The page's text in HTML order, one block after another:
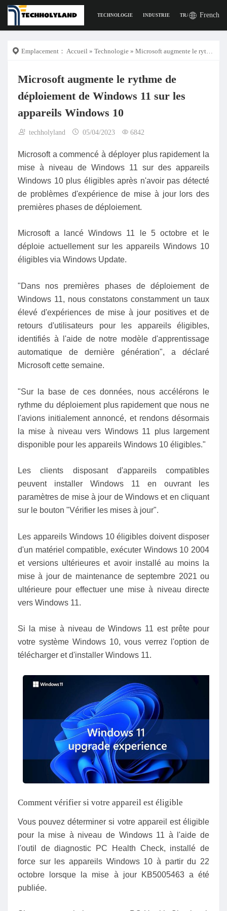
TECHNOLOGIE INDUSTRIE TRAVAIL LA
French
Emplacement： Accueil » Technologie » Microsoft augmente le rythme de déploiement de Windows 11 sur les appareils Windows 10
Microsoft augmente le rythme de
déploiement de Windows 11 sur les
appareils Windows 10
techholyland 05/04/2023 6842
Microsoft a commencé à déployer plus rapidement la
mise à niveau de Windows 11 sur des appareils
Windows 10 plus éligibles après n'avoir pas détecté
de problèmes d'expérience de mise à jour lors des
premières phases de déploiement.
Microsoft a lancé Windows 11 le 5 octobre et le
déploie actuellement sur les appareils Windows 10
éligibles via Windows Update.
"Dans nos premières phases de déploiement de
Windows 11, nous constatons constamment un taux
élevé d'expériences de mise à jour positives et de
retours d'utilisateurs pour les appareils éligibles,
identifiés à l'aide de notre modèle d'apprentissage
automatique de dernière génération", a déclaré
Microsoft cette semaine.
"Sur la base de ces données, nous accélérons le
rythme du déploiement plus rapidement que nous ne
l'avions initialement annoncé, et rendons désormais
la mise à niveau vers Windows 11 plus largement
disponible pour les appareils Windows 10 éligibles."
Les clients disposant d'appareils compatibles
peuvent installer Windows 11 en ouvrant les
paramètres de mise à jour de Windows et en cliquant
sur le bouton "Vérifier les mises à jour".
Les appareils Windows 10 éligibles doivent disposer
d'un matériel compatible, exécuter Windows 10 2004
et versions ultérieures et avoir installé au moins la
mise à jour de maintenance de septembre 2021 ou
ultérieure pour effectuer une mise à niveau directe
vers Windows 11.
Si la mise à niveau de Windows 11 est prête pour
votre système Windows 10, vous verrez l'option de
télécharger et d'installer Windows 11.
Comment vérifier si votre appareil est éligible
Vous pouvez déterminer si votre appareil est éligible
pour la mise à niveau de Windows 11 à l'aide de
l'outil de diagnostic PC Health Check, installé de
force sur les appareils Windows 10 à partir du 22
octobre lorsque la mise à jour KB5005463 a été
publiée.